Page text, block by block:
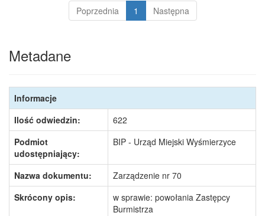
Poprzednia
1 Następna
Metadane
Informacje
Ilość odwiedzin:
622
Podmiot
udostępniający:
BIP - Urząd Miejski Wyśmierzyce
Nazwa dokumentu:
Zarządzenie nr 70
Skrócony opis:
w sprawie: powołania Zastępcy
Burmistrza